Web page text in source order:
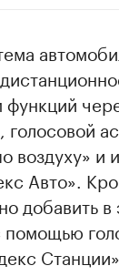
воздуху» и
Авто».
добавить в